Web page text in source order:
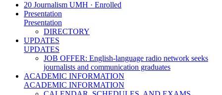
20 Journalism UMH · Enrolled
Presentation
Presentation
DIRECTORY
UPDATES
UPDATES
JOB OFFER: English-language radio network seeks
journalists and communication graduates
ACADEMIC INFORMATION
ACADEMIC INFORMATION